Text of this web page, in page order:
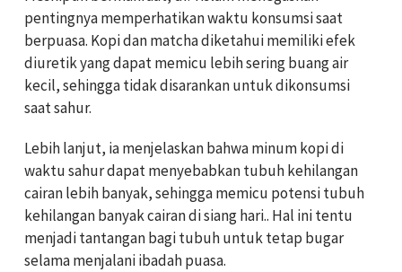
pentingnya memperhatikan waktu konsumsi saat
berpuasa. Kopi dan matcha diketahui memiliki efek
diuretik yang dapat memicu lebih sering buang air
kecil, sehingga tidak disarankan untuk dikonsumsi
saat sahur.
Lebih lanjut, ia menjelaskan bahwa minum kopi di
waktu sahur dapat menyebabkan tubuh kehilangan
cairan lebih banyak, sehingga memicu potensi tubuh
kehilangan banyak cairan di siang hari.. Hal ini tentu
menjadi tantangan bagi tubuh untuk tetap bugar
selama menjalani ibadah puasa.